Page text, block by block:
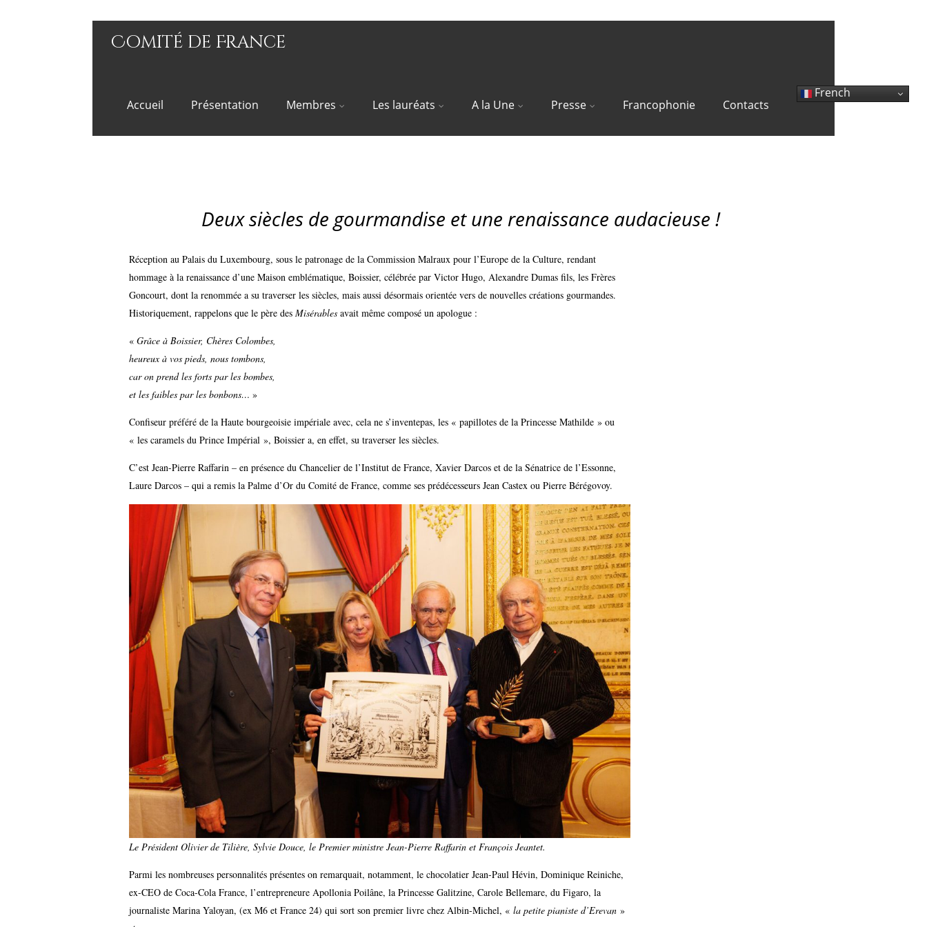
Comité de France
Accueil Présentation Membres Les lauréats A la Une Presse Francophonie Contacts
French
Deux siècles de gourmandise et une renaissance audacieuse !
Réception au Palais du Luxembourg, sous le patronage de la Commission Malraux pour l’Europe de la Culture, rendant
hommage à la renaissance d’une Maison emblématique, Boissier, célébrée par Victor Hugo, Alexandre Dumas fils, les Frères
Goncourt, dont la renommée a su traverser les siècles, mais aussi désormais orientée vers de nouvelles créations gourmandes.
Historiquement, rappelons que le père des Misérablesavait même composé un apologue :
« Grâce à Boissier, Chères Colombes,
heureux à vos pieds, nous tombons,
car on prend les forts par les bombes,
et les faibles par les bonbons… »
Confiseur préféré de la Haute bourgeoisie impériale avec, cela ne s’inventepas, les « papillotes de la Princesse Mathilde » ou
« les caramels du Prince Impérial », Boissier a, en effet, su traverser les siècles.
C’est Jean-Pierre Raffarin – en présence du Chancelier de l’Institut de France, Xavier Darcos et de la Sénatrice de l’Essonne,
Laure Darcos – qui a remis la Palme d’Or du Comité de France, comme ses prédécesseurs Jean Castex ou Pierre Bérégovoy.
Le Président Olivier de Tilière, Sylvie Douce, le Premier ministre Jean-Pierre Raffarin et François Jeantet.
Parmi les nombreuses personnalités présentes on remarquait, notamment, le chocolatier Jean-Paul Hévin, Dominique Reiniche,
ex-CEO de Coca-Cola France, l’entrepreneure Apollonia Poilâne, la Princesse Galitzine, Carole Bellemare, du Figaro, la
journaliste Marina Yaloyan, (ex M6 et France 24) qui sort son premier livre chez Albin-Michel, « la petite pianiste d’Erevan »